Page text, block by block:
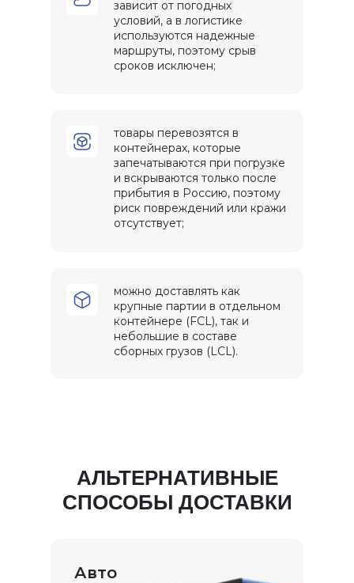
зависит от погодных
условий, а в логистике
используются надежные
маршруты, поэтому срыв
сроков исключен;
товары перевозятся в
контейнерах, которые
запечатываются при погрузке
и вскрываются только после
прибытия в Россию, поэтому
риск повреждений или кражи
отсутствует;
можно доставлять как
крупные партии в отдельном
контейнере (FCL), так и
небольшие в составе
сборных грузов (LCL).
АЛЬТЕРНАТИВНЫЕ
СПОСОБЫ ДОСТАВКИ
Авто